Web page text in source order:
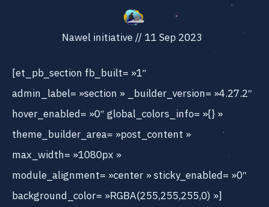
Nawel initiative//11 Sep 2023
[et_pb_section fb_built= »1″
admin_label= »section » _builder_version= »4.27.2″
hover_enabled= »0″ global_colors_info= »{} »
theme_builder_area= »post_content »
max_width= »1080px »
module_alignment= »center » sticky_enabled= »0″
background_color= »RGBA(255,255,255,0) »]